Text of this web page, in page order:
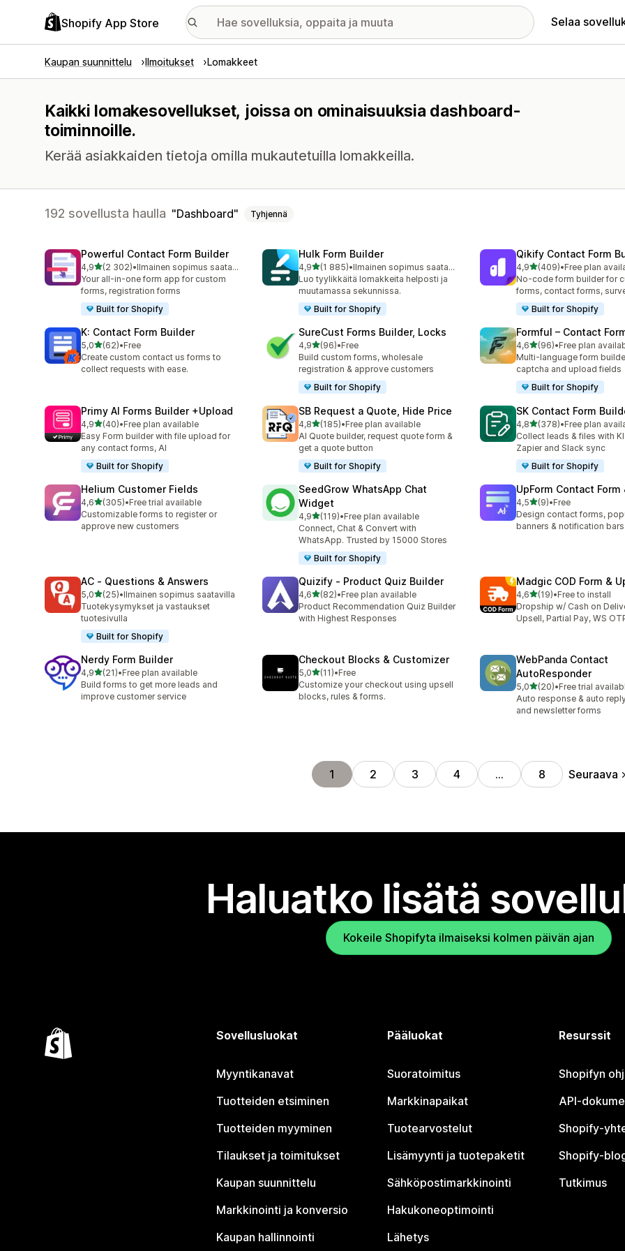
Shopify App Store Selaa
Kaupan suunnittelu Ilmoitukset Lomakkeet
Kaikki lomakesovellukset, joissa on ominaisuuksia dashboard-
toiminnoille.
Kerää asiakkaiden tietoja omilla mukautetuilla lomakkeilla.
192 sovellusta haulla Dashboard Tyhjennä
Powerful Contact Form Builder
4,9/ 5 tähteä
(2 302)
2302 arvostelua yhteensä
•
Ilmainen sopimus saatavilla
Your all-in-one form app for custom
forms, registration forms
Built for Shopify
Hulk Form Builder
4,9/ 5 tähteä
(1 885)
1885 arvostelua yhteensä
•
Ilmainen sopimus saatavilla
Luo tyylikkäitä lomakkeita helposti ja
muutamassa sekunnissa.
Built for Shopify
Qikify Contact Form
4,9/ 5 tähteä
(409)
409 arvostelua yhteensä
•Free plan
No-code form builder for
forms, contact forms,
Built for Shopify
K: Contact Form Builder
5,0/ 5 tähteä
(62)
62 arvostelua yhteensä
•Free
Create custom contact us forms to
collect requests with ease.
SureCust Forms Builder, Locks
4,9/ 5 tähteä
(96)
96 arvostelua yhteensä
•Free
Build custom forms, wholesale
registration & approve customers
Built for Shopify
Formful – Contact
4,6/ 5 tähteä
(96)
96 arvostelua yhteensä
•Free plan
Multi-language form
captcha and upload fields
Built for Shopify
Primy AI Forms Builder +Upload
4,9/ 5 tähteä
(40)
40 arvostelua yhteensä
•Free plan available
Easy Form builder with file upload for
any contact forms, AI
Built for Shopify
SB Request a Quote, Hide Price
4,8/ 5 tähteä
(185)
185 arvostelua yhteensä
•Free plan available
AI Quote builder, request quote form &
get a quote button
Built for Shopify
SK Contact Form
4,8/ 5 tähteä
(378)
378 arvostelua yhteensä
•Free plan
Collect leads & files with
Zapier and Slack sync
Built for Shopify
Helium Customer Fields
4,6/ 5 tähteä
(305)
305 arvostelua yhteensä
•Free trial available
Customizable forms to register or
approve new customers
SeedGrow WhatsApp Chat
Widget
4,9/ 5 tähteä
(119)
119 arvostelua yhteensä
•Free plan available
Connect, Chat & Convert with
WhatsApp. Trusted by 15000 Stores
Built for Shopify
UpForm Contact Form
4,5/ 5 tähteä
(9)
9 arvostelua yhteensä
•Free
Design contact forms,
banners & notification bars
AC ‑ Questions & Answers
5,0/ 5 tähteä
(25)
25 arvostelua yhteensä
•Ilmainen sopimus saatavilla
Tuotekysymykset ja vastaukset
tuotesivulla
Built for Shopify
Quizify ‑ Product Quiz Builder
4,6/ 5 tähteä
(82)
82 arvostelua yhteensä
•Free plan available
Product Recommendation Quiz Builder
with Highest Responses
Madgic COD Form &
4,6/ 5 tähteä
(19)
19 arvostelua yhteensä
•Free to install
Dropship w/ Cash on
Upsell, Partial Pay, WS
Nerdy Form Builder
4,9/ 5 tähteä
(21)
21 arvostelua yhteensä
•Free plan available
Build forms to get more leads and
improve customer service
Checkout Blocks & Customizer
5,0/ 5 tähteä
(11)
11 arvostelua yhteensä
•Free
Customize your checkout using upsell
blocks, rules & forms.
WebPanda Contact
AutoResponder
5,0/ 5 tähteä
(20)
20 arvostelua yhteensä
•Free trial
Auto response & auto
and newsletter forms
1 2 3 4 … 8 Seuraava
Haluatko lisätä
Kokeile Shopifyta ilmaiseksi kolmen päivän ajan
Sovellusluokat
Myyntikanavat
Tuotteiden etsiminen
Tuotteiden myyminen
Tilaukset ja toimitukset
Kaupan suunnittelu
Markkinointi ja konversio
Kaupan hallinnointi
Pääluokat
Suoratoimitus
Markkinapaikat
Tuotearvostelut
Lisämyynti ja tuotepaketit
Sähköpostimarkkinointi
Hakukoneoptimointi
Lähetys
Resurssit
Shopifyn
API-
Shopify-
Shopify-
Tutkimus